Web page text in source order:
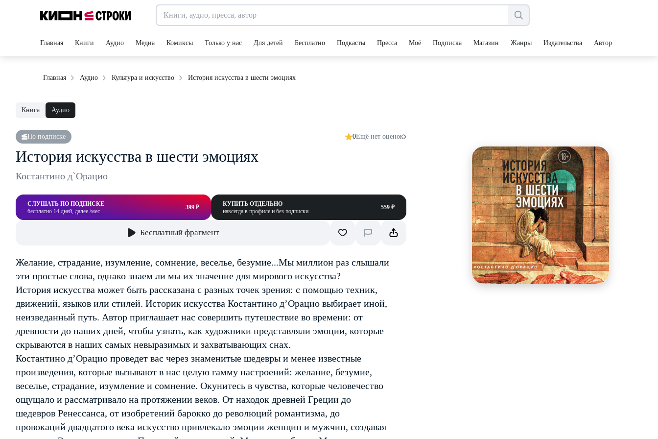
Главная Книги Аудио Медиа Комиксы Только у нас Для детей Бесплатно Подкасты Пресса Моё Подписка Магазин Жанры Издательства Авторы
Главная Аудио Культура и искусство История искусства в шести эмоциях
Книга Аудио
По подписке 0Ещё нет оценок
История искусства в шести эмоциях
Костантино д`Орацио
СЛУШАТЬ ПО ПОДПИСКЕ
бесплатно 14 дней, далее /мес
399 ₽
КУПИТЬ ОТДЕЛЬНО
навсегда в профиле и без подписки
559 ₽
Бесплатный фрагмент
Желание, страдание, изумление, сомнение, веселье, безумие...Мы миллион раз слышали
эти простые слова, однако знаем ли мы их значение для мирового искусства?
История искусства может быть рассказана с разных точек зрения: с помощью техник,
движений, языков или стилей. Историк искусства Костантино д’Орацио выбирает иной,
неизведанный путь. Автор приглашает нас совершить путешествие во времени: от
древности до наших дней, чтобы узнать, как художники представляли эмоции, которые
скрываются в наших самых невыразимых и захватывающих снах.
Костантино д’Орацио проведет вас через знаменитые шедевры и менее известные
произведения, которые вызывают в нас целую гамму настроений: желание, безумие,
веселье, страдание, изумление и сомнение. Окунитесь в чувства, которые человечество
ощущало и рассматривало на протяжении веков. От находок древней Греции до
шедевров Ренессанса, от изобретений барокко до революций романтизма, до
провокаций двадцатого века искусство привлекало эмоции женщин и мужчин, создавая